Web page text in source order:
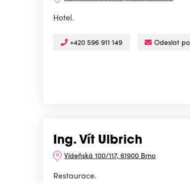
Hotel.
+420 596 911 149 Odeslat
Ing. Vít Ulbrich
Vídeňská 100/117, 61900 Brno
Restaurace.